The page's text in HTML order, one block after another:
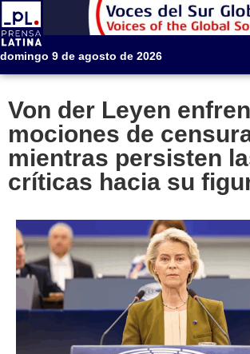
domingo 9 de agosto de 2026
Von der Leyen
mociones de
mientras persisten
críticas hacia su